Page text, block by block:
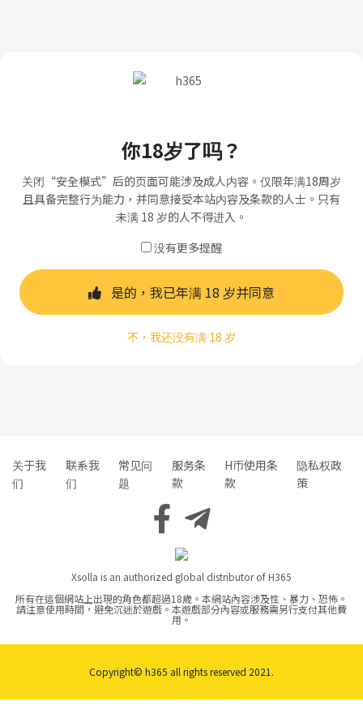
你18岁了吗？
关闭“安全模式”后的页面可能涉及成人内容。仅限年满18周岁
且具备完整行为能力，并同意接受本站内容及条款的人士。只有
未满 18 岁的人不得进入。
没有更多提醒
是的，我已年满 18 岁并同意
不，我还没有满 18 岁
关于我
们
联系我
们
常见问
题
服务条
款
H币使用条
款
隐私权政
策
Xsolla is an authorized global distributor of H365
所有在這個網站上出現的角色都超過18歲。本網站內容涉及性、暴力、恐怖。
請注意使用時間，避免沉迷於遊戲。本遊戲部分內容或服務需另行支付其他費
用。
Copyright© h365 all rights reserved 2021.